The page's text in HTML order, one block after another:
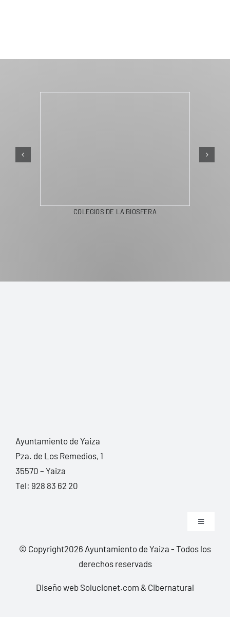
COLEGIOS DE LA BIOSFERA
Ayuntamiento de Yaiza
Pza. de Los Remedios, 1
35570 – Yaiza
Tel: 928 83 62 20
Toggle
© Copyright2026 Ayuntamiento de Yaiza - Todos los
derechos reservads
Diseño web Solucionet.com & Cibernatural